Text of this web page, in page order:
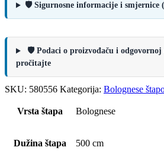
🛡️ Sigurnosne informacije i smjernice
🛡️ Podaci o proizvođaču i odgovornoj
pročitajte
SKU: 580556 Kategorija: Bolognese
Vrsta štapa Bolognese
Dužina štapa 500 cm